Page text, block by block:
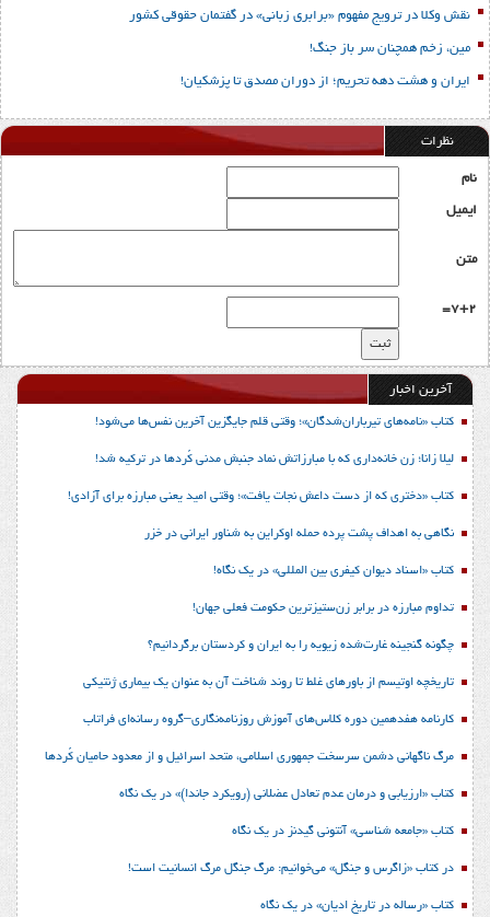
نقش وکلا در ترویج مفهوم «برابری زبانی» در گفتمان حقوقی کشور
مین‌، زخم همچنان سر باز جنگ!
ایران و هشت دهه تحریم؛ از دوران مصدق تا پزشکیان!
نظرات
نام
ایمیل
متن
7+2=
آخرین اخبار
کتاب «نامه‌های تیرباران‌شدگان»؛ وقتی قلم جایگزین آخرین نفس‌ها می‌شود!
لیلا زانا؛ زن خانه‌داری که با مبارزاتش نماد جنبش مدنی کُردها در ترکیه شد!
کتاب «دختری که از دست داعش نجات یافت»؛ وقتی امید یعنی مبارزه برای آزادی!
نگاهی به اهداف پشت پرده حمله اوکراین به شناور ایرانی در خزر
کتاب «اسناد دیوان کیفری بین المللی» در یک نگاه!
تداوم مبارزه در برابر زن‌ستیزترین حکومت فعلی جهان!
چگونه گنجینه غارت‌شده زیویه را به ایران و کردستان برگردانیم؟
تاریخچه اوتیسم از باورهای غلط تا روند شناخت آن به عنوان یک بیماری ژنتیکی
کارنامه هفدهمین دوره کلاس‌های آموزش روزنامه‌نگاری–گروه رسانه‌ای فراتاب
مرگ ناگهانی دشمن سرسخت جمهوری اسلامی، متحد اسرائیل و از معدود حامیان کُردها
کتاب «ارزیابی و درمان عدم تعادل عضلانی (رویکرد جاندا)» در یک نگاه
کتاب «جامعه شناسی» آنتونی گیدنز در یک نگاه
در کتاب «زاگرس و جنگل» می‌خوانیم: مرگ جنگل مرگ انسانیت است!
کتاب «رساله در تاریخ ادیان» در یک نگاه